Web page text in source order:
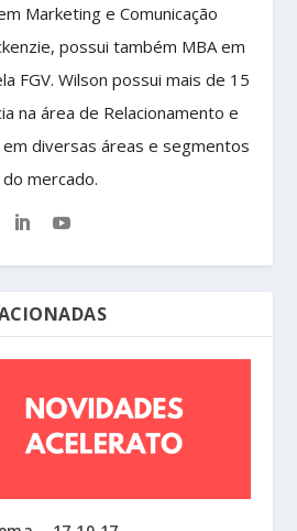
Marketing e Comunicação
possui também MBA em
FGV. Wilson possui mais de 15
na área de Relacionamento e
diversas áreas e segmentos
do mercado.